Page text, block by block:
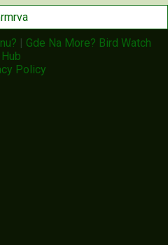
| Gde Na More? Bird Watch
Hub
Policy